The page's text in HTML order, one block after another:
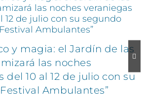
y magia: el Jardín de las
las noches
del 10 al 12 de julio con su
Ambulantes”